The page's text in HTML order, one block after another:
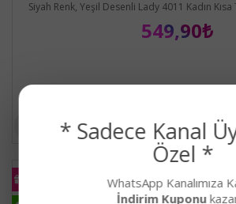
Siyah Renk, Yeşil Desenli Lady 4011 Kadın Kısa
549,90₺
* Sadece Kanal
Özel *
WhatsApp Kanalımıza
İndirim Kuponu